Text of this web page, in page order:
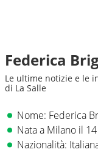
Federica
Le ultime notizie e le
di La Salle
Nome: Federica
Nata a Milano il
Nazionalità: